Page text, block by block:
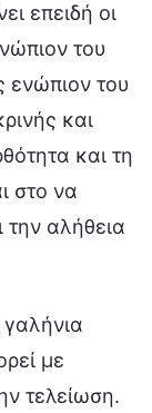
επειδή οι
του
ενώπιον του
και
και τη
στο να
την αλήθεια
με
τελείωση.